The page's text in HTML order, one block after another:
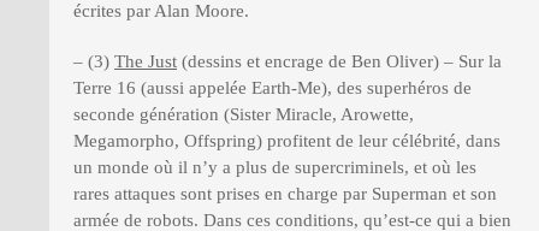
écrites par Alan Moore.
– (3) The Just (dessins et encrage de Ben Oliver) – Sur la
Terre 16 (aussi appelée Earth-Me), des superhéros de
seconde génération (Sister Miracle, Arowette,
Megamorpho, Offspring) profitent de leur célébrité, dans
un monde où il n’y a plus de supercriminels, et où les
rares attaques sont prises en charge par Superman et son
armée de robots. Dans ces conditions, qu’est-ce qui a bien